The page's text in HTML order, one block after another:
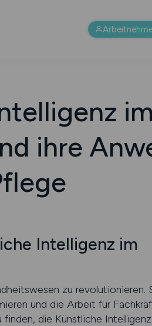
im
ihre
Intelligenz im
zu revolutionieren.
und die Arbeit für
die Künstliche